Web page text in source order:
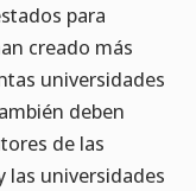
para
creado más
universidades
deben
de las
las universidades